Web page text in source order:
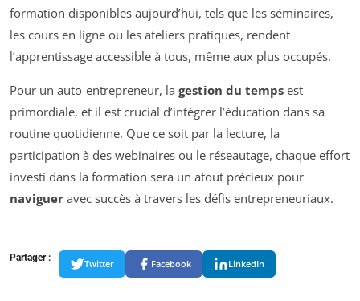
formation disponibles aujourd’hui, tels que les séminaires,
les cours en ligne ou les ateliers pratiques, rendent
l’apprentissage accessible à tous, même aux plus occupés.
Pour un auto-entrepreneur, la gestion du temps est
primordiale, et il est crucial d’intégrer l’éducation dans sa
routine quotidienne. Que ce soit par la lecture, la
participation à des webinaires ou le réseautage, chaque effort
investi dans la formation sera un atout précieux pour
naviguer avec succès à travers les défis entrepreneuriaux.
Partager :
Twitter Facebook LinkedIn